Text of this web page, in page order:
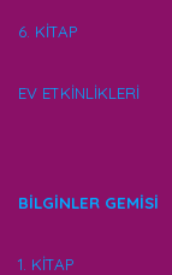
6. KİTAP
EV ETKİNLİKLERİ
BİLGİNLER GEMİSİ
1. KİTAP